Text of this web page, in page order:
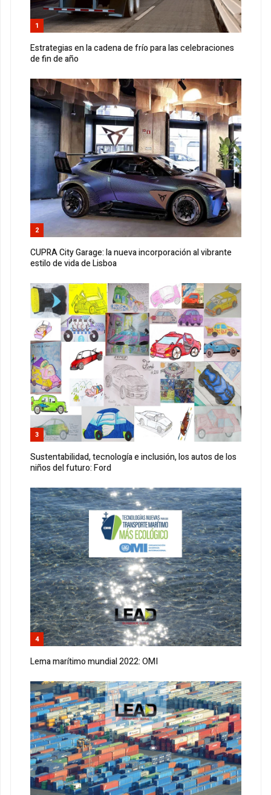
1
Estrategias en la cadena de frío para las celebraciones
de fin de año
2
CUPRA City Garage: la nueva incorporación al vibrante
estilo de vida de Lisboa
3
Sustentabilidad, tecnología e inclusión, los autos de los
niños del futuro: Ford
4
Lema marítimo mundial 2022: OMI